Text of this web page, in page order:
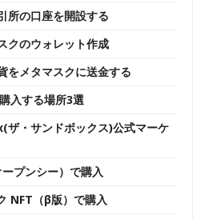
所の口座を開設する
クのウォレット作成
をメタマスクに送金する
入する場所3選
・サンドボックス)公式マーケ
プンシー）で購入
NFT（β版）で購入